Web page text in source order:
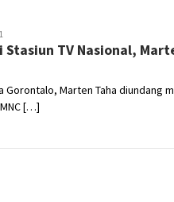
TV Nasional,
Gorontalo, Marten Taha diundang
[…]